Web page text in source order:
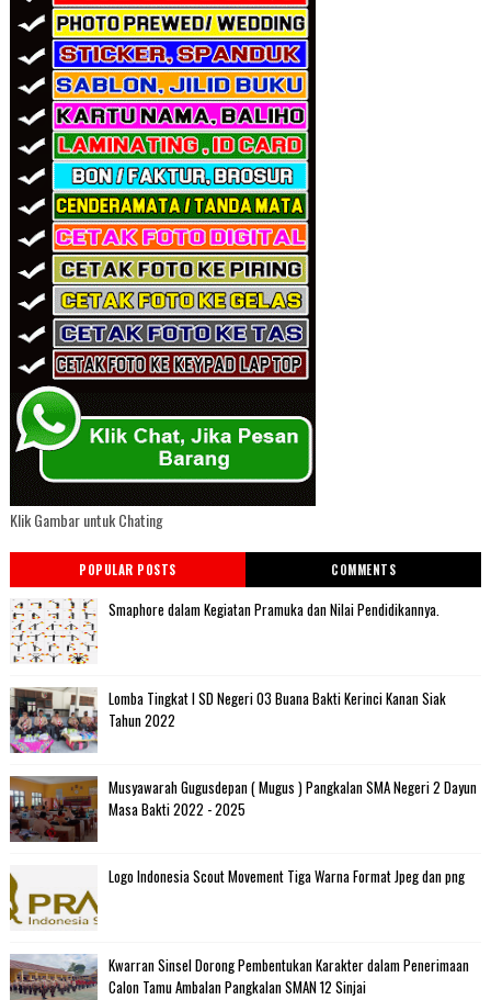
Klik Gambar untuk Chating
POPULAR POSTS COMMENTS
Smaphore dalam Kegiatan Pramuka dan Nilai Pendidikannya.
Lomba Tingkat I SD Negeri 03 Buana Bakti Kerinci Kanan Siak
Tahun 2022
Musyawarah Gugusdepan ( Mugus ) Pangkalan SMA Negeri 2 Dayun
Masa Bakti 2022 - 2025
Logo Indonesia Scout Movement Tiga Warna Format Jpeg dan png
Kwarran Sinsel Dorong Pembentukan Karakter dalam Penerimaan
Calon Tamu Ambalan Pangkalan SMAN 12 Sinjai